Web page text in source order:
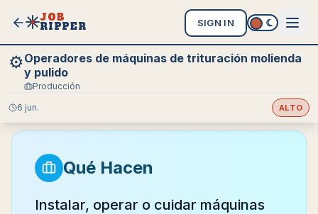
JOB
RIPPER SIGN IN
⚙️Operadores de máquinas de trituración molienda
y pulido
Producción
6 jun.
ALTO
Qué Hacen
Instalar, operar o cuidar máquinas